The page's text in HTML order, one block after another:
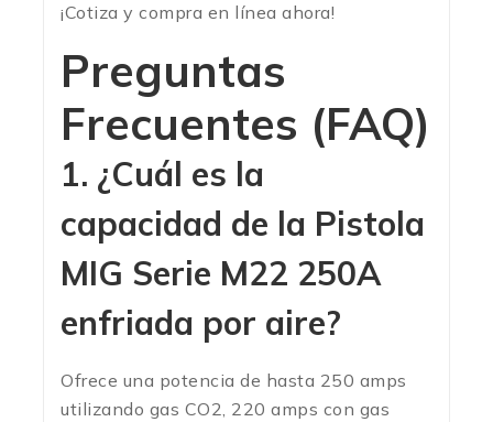
¡Cotiza y compra en línea ahora!
Preguntas
Frecuentes (FAQ)
1. ¿Cuál es la
capacidad de la Pistola
MIG Serie M22 250A
enfriada por aire?
Ofrece una potencia de hasta 250 amps
utilizando gas CO2, 220 amps con gas